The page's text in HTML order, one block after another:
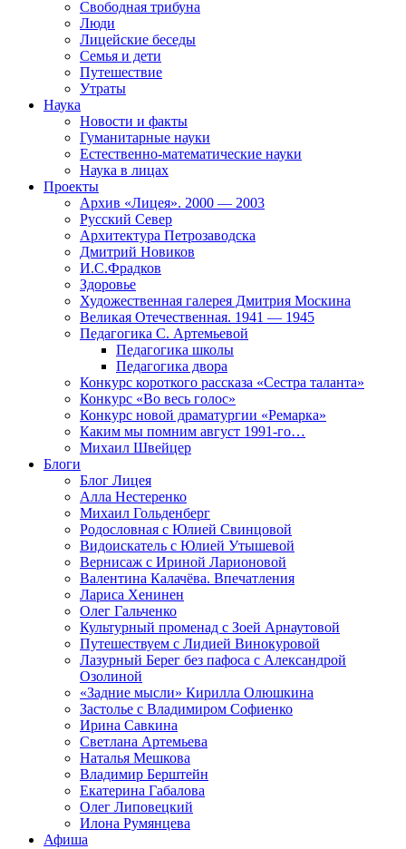
Свободная трибуна
Люди
Лицейские беседы
Семья и дети
Путешествие
Утраты
Наука
Новости и факты
Гуманитарные науки
Естественно-математические науки
Наука в лицах
Проекты
Архив «Лицея». 2000 — 2003
Русский Север
Архитектура Петрозаводска
Дмитрий Новиков
И.С.Фрадков
Здоровье
Художественная галерея Дмитрия Москина
Великая Отечественная. 1941 — 1945
Педагогика С. Артемьевой
Педагогика школы
Педагогика двора
Конкурс короткого рассказа «Сестра таланта»
Конкурс «Во весь голос»
Конкурс новой драматургии «Ремарка»
Каким мы помним август 1991-го…
Михаил Швейцер
Блоги
Блог Лицея
Алла Нестеренко
Михаил Гольденберг
Родословная с Юлией Свинцовой
Видоискатель с Юлией Утышевой
Вернисаж с Ириной Ларионовой
Валентина Калачёва. Впечатления
Лариса Хенинен
Олег Гальченко
Культурный променад с Зоей Арнаутовой
Путешествуем с Лидией Винокуровой
Лазурный Берег без пафоса с Александрой
Озолиной
«Задние мысли» Кирилла Олюшкина
Застолье с Владимиром Софиенко
Ирина Савкина
Светлана Артемьева
Наталья Мешкова
Владимир Берштейн
Екатерина Габалова
Олег Липовецкий
Илона Румянцева
Афиша